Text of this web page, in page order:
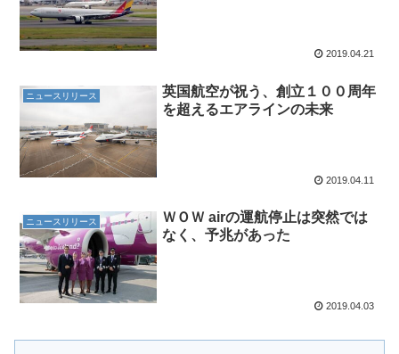
2019.04.21
ニュースリリース
英国航空が祝う、創立１００周年
を超えるエアラインの未来
2019.04.11
ニュースリリース
ＷＯＷ airの運航停止は突然では
なく、予兆があった
2019.04.03